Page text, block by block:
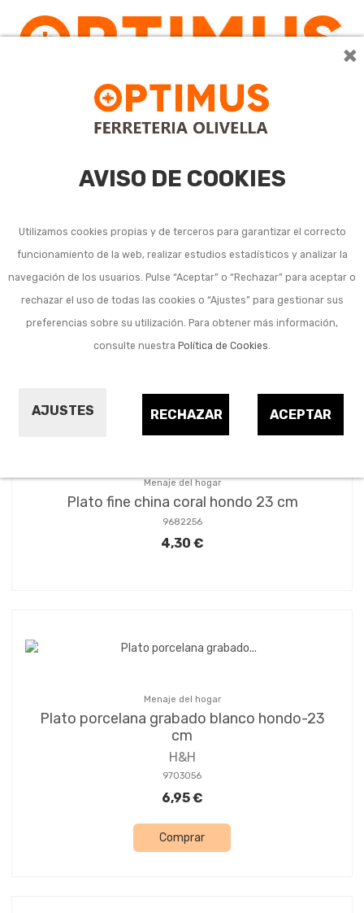
×
AVISO DE COOKIES
Utilizamos cookies propias y de terceros para garantizar el correcto
funcionamiento de la web, realizar estudios estadísticos y analizar la
navegación de los usuarios. Pulse “Aceptar” o “Rechazar” para aceptar o
rechazar el uso de todas las cookies o “Ajustes” para gestionar sus
preferencias sobre su utilización. Para obtener más información,
consulte nuestra Política de Cookies.
AJUSTES ACEPTAR
RECHAZAR
Platos de vajilla hondos
Ordenar por:
Menaje del hogar
Plato fine china coral hondo 23 cm
9682256
4,30 €
Menaje del hogar
Plato porcelana grabado blanco hondo-23
cm
H&H
9703056
6,95 €
Comprar